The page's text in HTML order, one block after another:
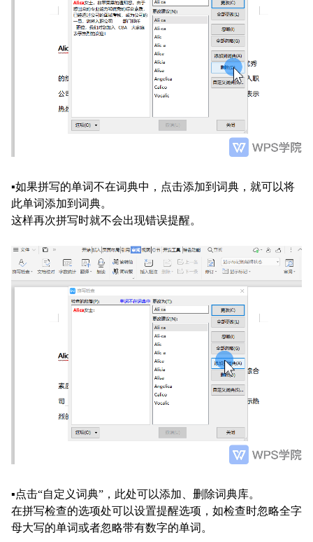
▪如果拼写的单词不在词典中，点击添加到词典，就可以将
此单词添加到词典。
这样再次拼写时就不会出现错误提醒。
▪点击“自定义词典”，此处可以添加、删除词典库。
在拼写检查的选项处可以设置提醒选项，如检查时忽略全字
母大写的单词或者忽略带有数字的单词。